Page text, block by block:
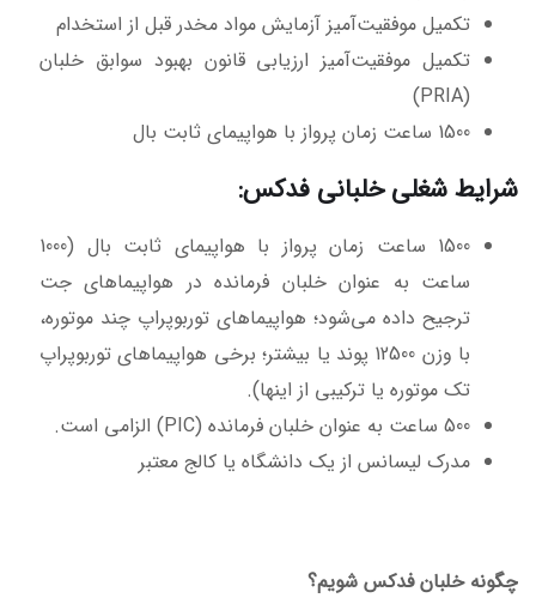
تکمیل موفقیت‌آمیز آزمایش مواد مخدر قبل از استخدام
تکمیل موفقیت‌آمیز ارزیابی قانون بهبود سوابق خلبان
(PRIA)
1500 ساعت زمان پرواز با هواپیمای ثابت بال
شرایط شغلی خلبانی فدکس:
1500 ساعت زمان پرواز با هواپیمای ثابت بال (1000
ساعت به عنوان خلبان فرمانده در هواپیماهای جت
ترجیح داده می‌شود؛ هواپیماهای توربوپراپ چند موتوره،
با وزن 12500 پوند یا بیشتر؛ برخی هواپیماهای توربوپراپ
تک موتوره یا ترکیبی از اینها).
500 ساعت به عنوان خلبان فرمانده (PIC) الزامی است.
مدرک لیسانس از یک دانشگاه یا کالج معتبر
چگونه خلبان فدکس شویم؟